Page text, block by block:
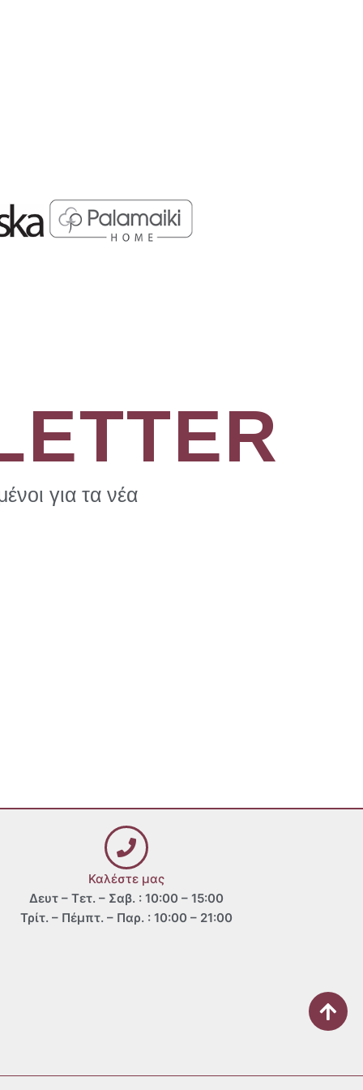
για τα νέα
Καλέστε μας
Δευτ – Τετ. – Σαβ. : 10:00 – 15:00
Τρίτ. – Πέμπτ. – Παρ. : 10:00 – 21:00